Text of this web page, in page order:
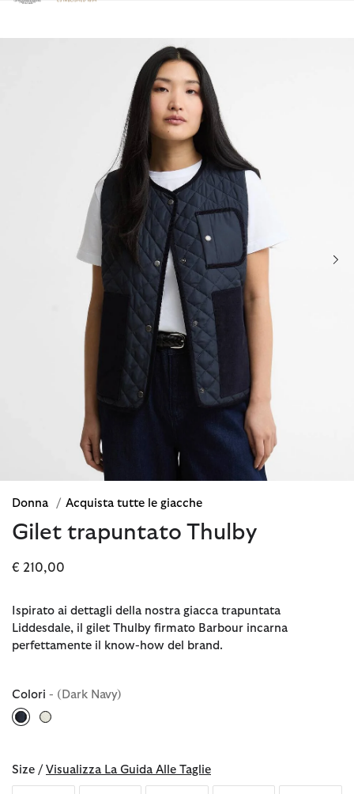
Clicca per visualizzare la nostra Dichiarazione di Accessibilità
Donna / Acquista tutte le giacche
Gilet trapuntato Thulby
€ 210,00
Ispirato ai dettagli della nostra giacca trapuntata
Liddesdale, il gilet Thulby firmato Barbour incarna
perfettamente il know-how del brand.
Colori - (Dark Navy)
Size / Visualizza La Guida Alle Taglie